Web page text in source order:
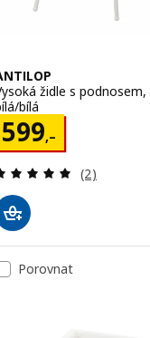
židle s podnosem,
bílá
599,–599,–
Recenze:
(2)
Porovnat